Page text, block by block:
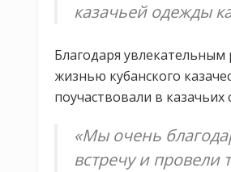
казачьей одежды
Благодаря
жизнью кубанского
поучаствовали в казачьих
«Мы очень
встречу и провели